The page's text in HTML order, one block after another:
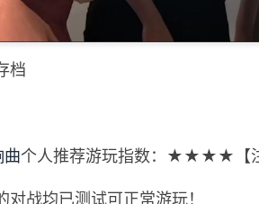
档
曲个人推荐游玩指数：★★★★【注
战均已测试可正常游玩！